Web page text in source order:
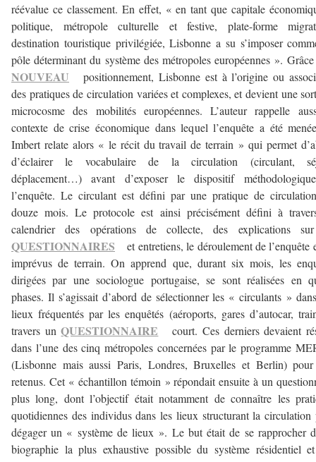
réévalue ce classement. En effet, « en tant que capitale
politique, métropole culturelle et festive, plate-forme
destination touristique privilégiée, Lisbonne a su s’imposer
pôle déterminant du système des métropoles européennes ».
NOUVEAU
positionnement, Lisbonne est à l’origine ou
des pratiques de circulation variées et complexes, et devient une
microcosme des mobilités européennes. L’auteur rappelle
contexte de crise économique dans lequel l’enquête a été
Imbert relate alors « le récit du travail de terrain » qui permet
d’éclairer le vocabulaire de la circulation (circulant,
déplacement…) avant d’exposer le dispositif
l’enquête. Le circulant est défini par une pratique de
douze mois. Le protocole est ainsi précisément défini à
calendrier des opérations de collecte, des explications
QUESTIONNAIRES
et entretiens, le déroulement de l’enquête
imprévus de terrain. On apprend que, durant six mois, les
dirigées par une sociologue portugaise, se sont réalisées en
phases. Il s’agissait d’abord de sélectionner les « circulants »
lieux fréquentés par les enquêtés (aéroports, gares d’autocar,
travers unQUESTIONNAIRE
court. Ces derniers devaient
dans l’une des cinq métropoles concernées par le programme
(Lisbonne mais aussi Paris, Londres, Bruxelles et Berlin)
retenus. Cet « échantillon témoin » répondait ensuite à un
plus long, dont l’objectif était notamment de connaître les
quotidiennes des individus dans les lieux structurant la circulation
dégager un « système de lieux ». Le but était de se rapprocher
biographie la plus exhaustive possible du système résidentiel